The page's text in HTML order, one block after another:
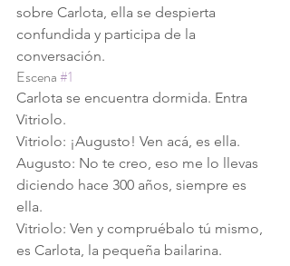
sobre Carlota, ella se despierta
confundida y participa de la
conversación.
Escena #1
Carlota se encuentra dormida. Entra
Vitriolo.
Vitriolo: ¡Augusto! Ven acá, es ella.
Augusto: No te creo, eso me lo llevas
diciendo hace 300 años, siempre es
ella.
Vitriolo: Ven y compruébalo tú mismo,
es Carlota, la pequeña bailarina.